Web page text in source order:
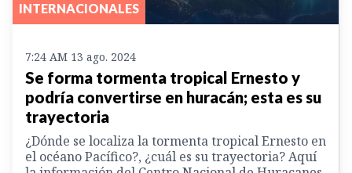
INTERNACIONALES
7:24 AM 13 ago. 2024
Se forma tormenta tropical Ernesto y
podría convertirse en huracán; esta es su
trayectoria
¿Dónde se localiza la tormenta tropical Ernesto en
el océano Pacífico?, ¿cuál es su trayectoria? Aquí